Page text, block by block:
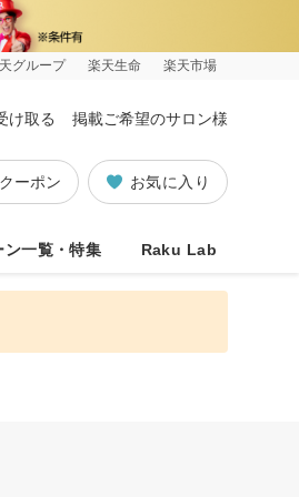
グループ 楽天生命 楽天市場
け取る 掲載ご希望のサロン様
お気に入り
ーポン
ン一覧・特集 Raku Lab